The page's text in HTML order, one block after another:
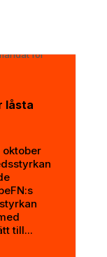
låsta
oktober
till...